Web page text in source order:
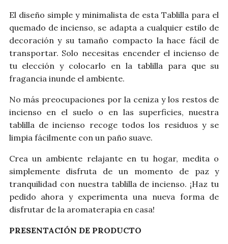
El diseño simple y minimalista de esta Tablilla para el
quemado de incienso, se adapta a cualquier estilo de
decoración y su tamaño compacto la hace fácil de
transportar. Solo necesitas encender el incienso de
tu elección y colocarlo en la tablilla para que su
fragancia inunde el ambiente.
No más preocupaciones por la ceniza y los restos de
incienso en el suelo o en las superficies, nuestra
tablilla de incienso recoge todos los residuos y se
limpia fácilmente con un paño suave.
Crea un ambiente relajante en tu hogar, medita o
simplemente disfruta de un momento de paz y
tranquilidad con nuestra tablilla de incienso. ¡Haz tu
pedido ahora y experimenta una nueva forma de
disfrutar de la aromaterapia en casa!
PRESENTACIÓN DE PRODUCTO